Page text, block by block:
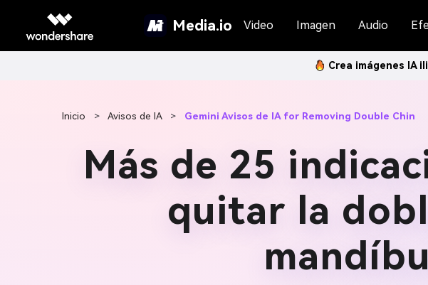
Media.io Video Imagen Audio
Crea imágenes IA
Inicio > Avisos de IA > Gemini Avisos de IA for Removing Double Chin
Más de 25
quitar la